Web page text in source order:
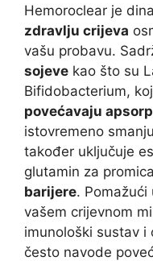
Hemoroclear je
zdravlju crijeva
vašu probavu.
sojeve kao što su
Bifidobacterium,
povećavaju
istovremeno
također uključuje
glutamin za
barijere. Pomažući
vašem crijevnom
imunološki sustav i
često navode